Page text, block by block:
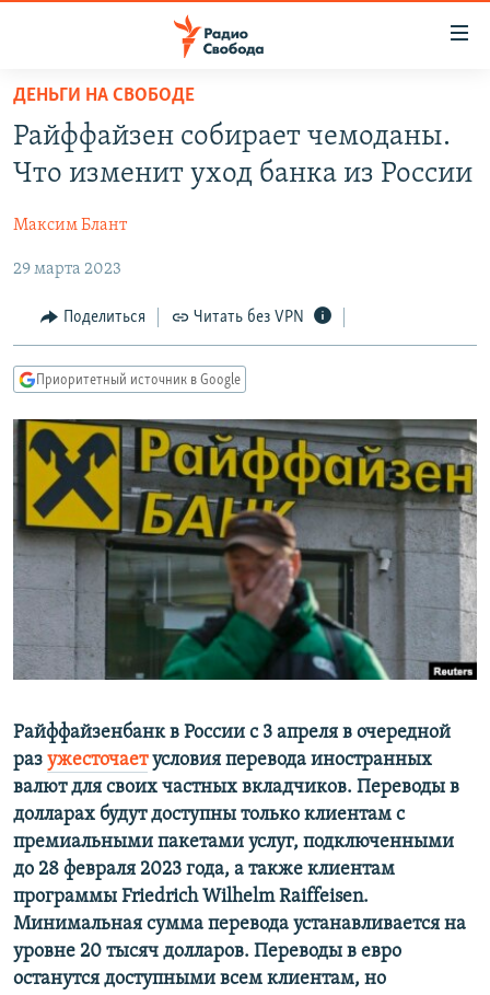
упрощенного
доступа
Вернуться
основному
Вернутся
главной
навигации
Вернутся
поиску
ПРОГРАММЫ
ПОДКАСТЫ
АВТОРСКИЕ ПРОЕКТЫ
ЦИТАТЫ СВОБОДЫ
МНЕНИЯ
КУЛЬТУРА
IDEL.РЕАЛИИ
КАВКАЗ.РЕАЛИИ
СЕВЕР.РЕАЛИИ
СИБИРЬ.РЕАЛИИ
РАСПИСАНИЕ ВЕЩАНИЯ
ПОДПИШИТЕСЬ НА РАССЫЛКУ
СОЦИАЛЬНЫЕ СЕТИ
Все сайты РСЕ/РС
ДЕНЬГИ НА СВОБОДЕ
Райффайзен собирает чемоданы.
Что изменит уход банка из России
Максим Блант
29 марта 2023
Поделиться Читать без VPN
Приоритетный источник в Google
Райффайзенбанк в России с 3 апреля в очередной
раз ужесточаетусловия перевода иностранных
валют для своих частных вкладчиков. Переводы в
долларах будут доступны только клиентам с
премиальными пакетами услуг, подключенными
до 28 февраля 2023 года, а также клиентам
программы Friedrich Wilhelm Raiffeisen.
Минимальная сумма перевода устанавливается на
уровне 20 тысяч долларов. Переводы в евро
останутся доступными всем клиентам, но